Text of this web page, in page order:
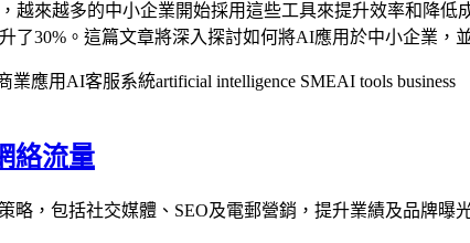
越來越多的中小企業開始採用這些工具來提升效率和降
了30%。這篇文章將深入探討如何將AI應用於中小企業，
業應用 AI客服系統artificial intelligence SMEAI tools business
絡流量
略，包括社交媒體、SEO及電郵營銷，提升業績及品牌曝